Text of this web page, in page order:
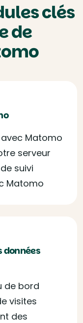
clés
de
Matomo
serveur
suivi
Matomo
données
de bord
visites
des